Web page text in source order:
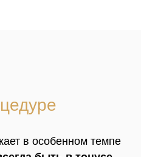
в особенном темпе